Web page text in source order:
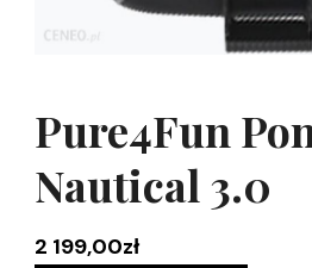
Pure4Fun
Nautical 3.0
2 199,00zł